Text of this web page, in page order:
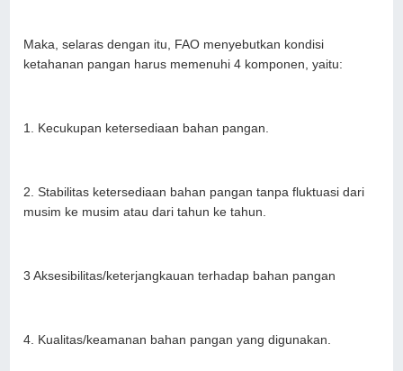
Maka, selaras dengan itu, FAO menyebutkan kondisi
ketahanan pangan harus memenuhi 4 komponen, yaitu:
1. Kecukupan ketersediaan bahan pangan.
2. Stabilitas ketersediaan bahan pangan tanpa fluktuasi dari
musim ke musim atau dari tahun ke tahun.
3 Aksesibilitas/keterjangkauan terhadap bahan pangan
4. Kualitas/keamanan bahan pangan yang digunakan.